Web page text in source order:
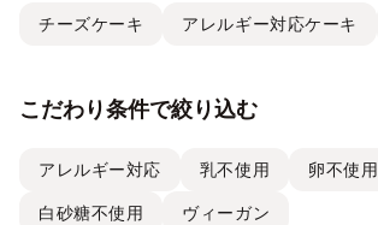
チーズケーキ アレルギー対応ケーキ
こだわり条件で絞り込む
アレルギー対応 乳不使用 卵不使用
白砂糖不使用 ヴィーガン